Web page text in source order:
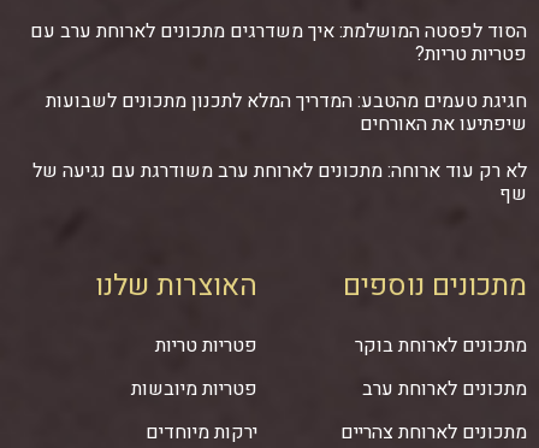
הסוד לפסטה המושלמת: איך משדרגים מתכונים לארוחת ערב עם
פטריות טריות?
חגיגת טעמים מהטבע: המדריך המלא לתכנון מתכונים לשבועות
שיפתיעו את האורחים
לא רק עוד ארוחה: מתכונים לארוחת ערב משודרגת עם נגיעה של
שף
מתכונים נוספים
מתכונים לארוחת בוקר
מתכונים לארוחת ערב
מתכונים לארוחת צהריים
האוצרות שלנו
פטריות טריות
פטריות מיובשות
ירקות מיוחדים